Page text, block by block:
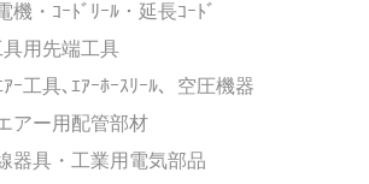
機・ｺｰﾄﾞﾘｰﾙ・延長ｺｰﾄﾞ
用先端工具
ｱｰ工具､ｴｱｰﾎｰｽﾘｰﾙ、空圧機器
アー用配管部材
器具・工業用電気部品